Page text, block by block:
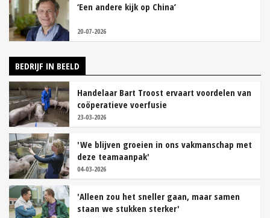
‘Een andere kijk op China’
20-07-2026
BEDRIJF IN BEELD
Handelaar Bart Troost ervaart voordelen van
coöperatieve voerfusie
23-03-2026
'We blijven groeien in ons vakmanschap met
deze teamaanpak'
04-03-2026
'Alleen zou het sneller gaan, maar samen
staan we stukken sterker'